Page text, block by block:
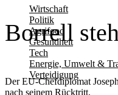
Wirtschaft
Politik
Agrifood
Gesundheit
Tech
Energie, Umwelt &
Verteidigung
Borrell
Der EU-Chefdiplomat
nach seinem Rücktritt.